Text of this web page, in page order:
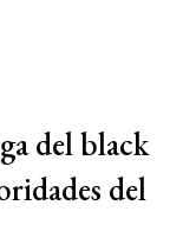
del black
del